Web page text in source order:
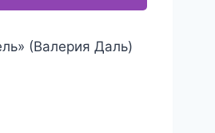
(Валерия Даль)